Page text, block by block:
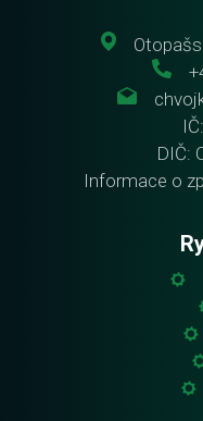
DIČ:
Informace o